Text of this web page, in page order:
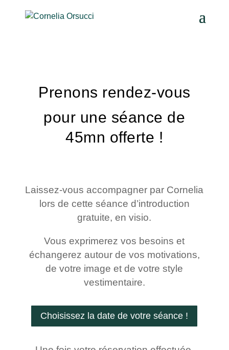
Prenons rendez-vous
pour une séance de
45mn offerte !
Laissez-vous accompagner par Cornelia
lors de cette séance d’introduction
gratuite, en visio.
Vous exprimerez vos besoins et
échangerez autour de vos motivations,
de votre image et de votre style
vestimentaire.
Choisissez la date de votre séance !